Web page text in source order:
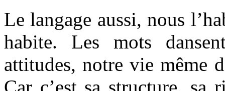
Le langage aussi, nous
habite. Les mots
attitudes, notre vie même
Car c’est sa structure, sa